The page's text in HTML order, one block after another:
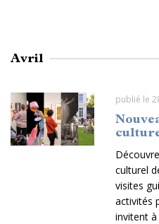
Avril
publié le
culturel
visites
activités
invitent